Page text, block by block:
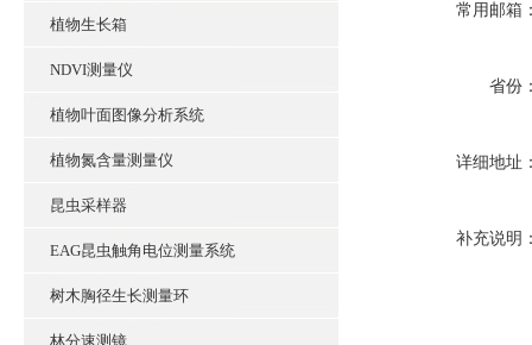
植物生长箱
NDVI测量仪
植物叶面图像分析系统
植物氮含量测量仪
昆虫采样器
EAG昆虫触角电位测量系统
树木胸径生长测量环
林分速测镜
常用邮箱
省份
详细地址
补充说明